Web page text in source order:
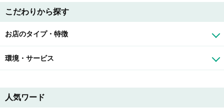
こだわりから探す
お店のタイプ・特徴
環境・サービス
人気ワード